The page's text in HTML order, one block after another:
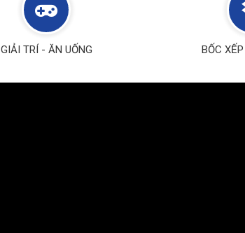
GIẢI TRÍ - ĂN UỐNG BỐC